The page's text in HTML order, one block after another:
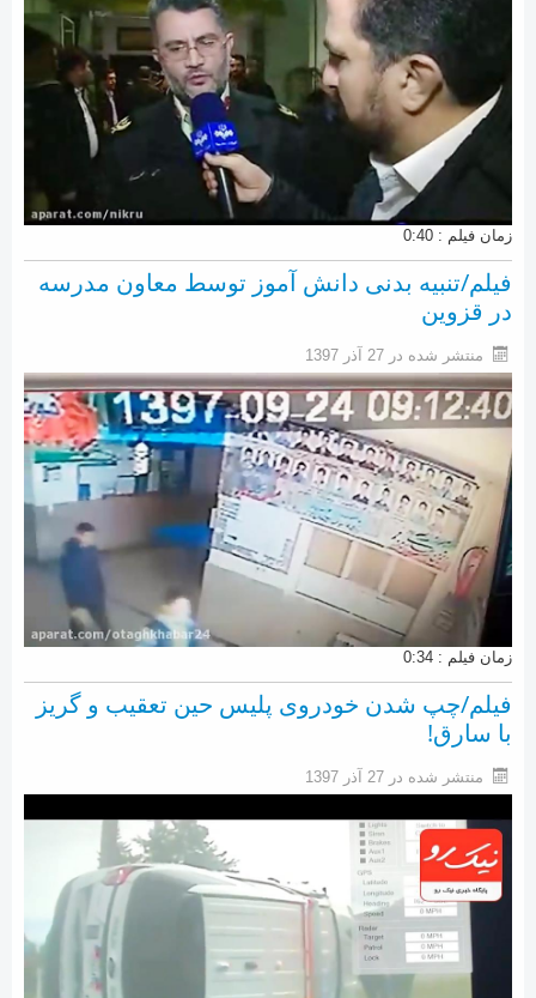
زمان فیلم : 0:40
فیلم/تنبیه بدنی دانش آموز توسط معاون مدرسه
در قزوین
منتشر شده در 27 آذر 1397
زمان فیلم : 0:34
فیلم/چپ شدن خودروی پلیس حین تعقیب و گریز
با سارق!
منتشر شده در 27 آذر 1397